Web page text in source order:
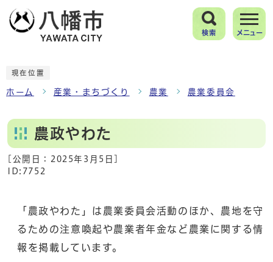
検索 メニュー
現在位置
ホーム 産業・まちづくり 農業 農業委員会
農政やわた
[公開日： 2025年3月5日
ID:7752
「農政やわた」は農業委員会活動のほか、農地を守
るための注意喚起や農業者年金など農業に関する情
報を掲載しています。